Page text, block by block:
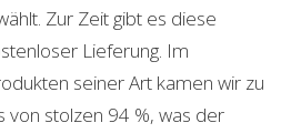
Zur Zeit gibt es diese
Lieferung. Im
seiner Art kamen wir zu
von stolzen 94 %, was der